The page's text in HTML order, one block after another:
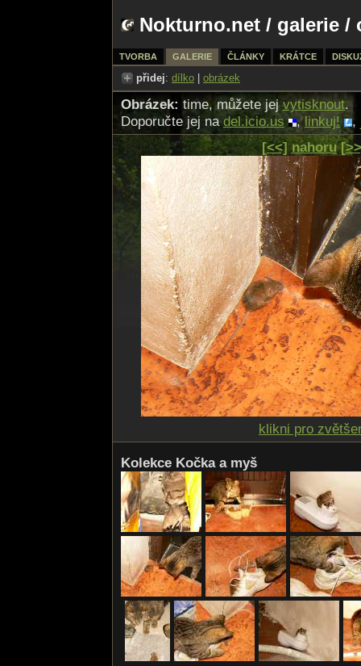
Nokturno.net / galerie /
TVORBA GALERIE ČLÁNKY KRÁTCE
přidej: dílko obrázek
Obrázek: time, můžete jejvytisknout.
Doporučte jej nadel.icio.us ,linkuj! ,
[<<] nahoru
klikni pro
Kolekce Kočka a myš